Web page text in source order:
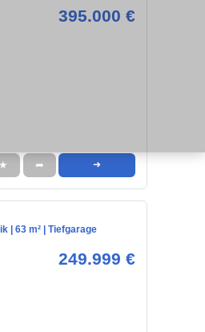
395.000 €
★ ➦ ➜
| 63 m² | Tiefgarage
249.999 €